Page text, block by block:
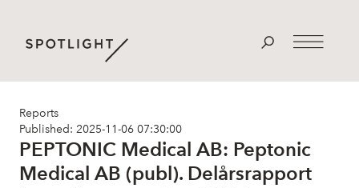
Reports
Published: 2025-11-06 07:30:00
PEPTONIC Medical AB: Peptonic
Medical AB (publ). Delårsrapport